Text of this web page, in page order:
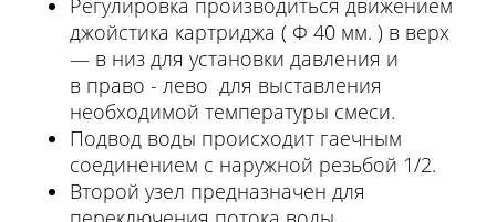
Регулировка производиться движением
джойстика картриджа ( Ф 40 мм. ) в верх
― в низ для установки давления и
в право - лево для выставления
необходимой температуры смеси.
Подвод воды происходит гаечным
соединением с наружной резьбой 1/2.
Второй узел предназначен для